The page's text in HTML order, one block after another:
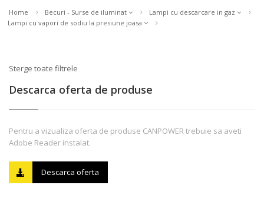
Home Becuri - Surse de iluminat
Lampi cu descarcare in gaz
Lampi cu vapori de sodiu la presiune joasa
Sterge toate filtrele
Descarca oferta de produse
Pentru a vizualiza oferta de produse CANPOWER trebuie sa aveti
Adobe Reader instalat.
Descarca oferta